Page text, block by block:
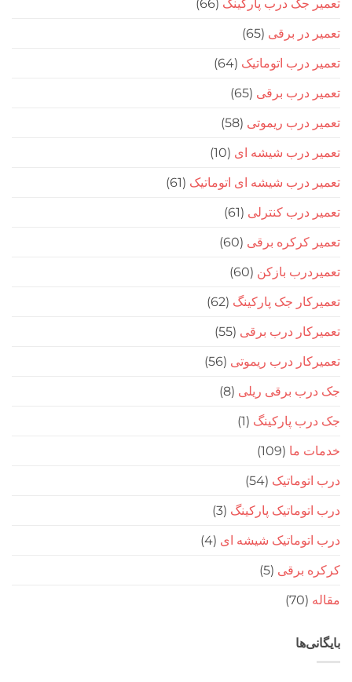
جک درب پارکینگ (66)
برقی (65)
اتوماتیک (64)
درب برقی (65)
درب ریموتی(58)
درب شیشه ای(10)
درب شیشه ای اتوماتیک (61)
درب کنترلی(61)
کرکره برقی(60)
بازکن(60)
جک پارکینگ (62)
درب برقی (55)
درب ریموتی(56)
برقی ریلی(8)
پارکینگ (1)
ما(109)
(54)
پارکینگ (3)
شیشه ای(4)
برقی(5)